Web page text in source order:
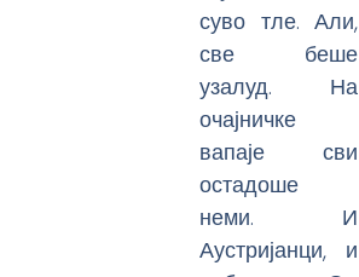
суво тле. Али,
све беше
узалуд. На
очајничке
вапаје сви
остадоше
неми. И
Аустријанци, и